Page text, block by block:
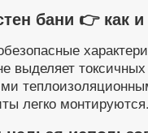
бани 👉 как
выделяет
легко монтируются.